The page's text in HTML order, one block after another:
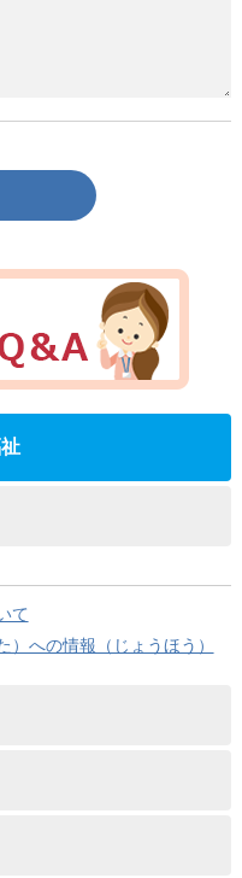
て
への情報（じょうほう）